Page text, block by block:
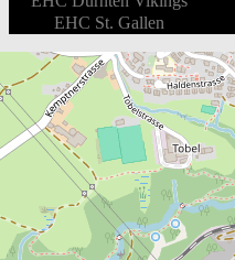
EHC St. Gallen
Box Score
EHC Dürnten Vikings
Position
EHC St. Gallen